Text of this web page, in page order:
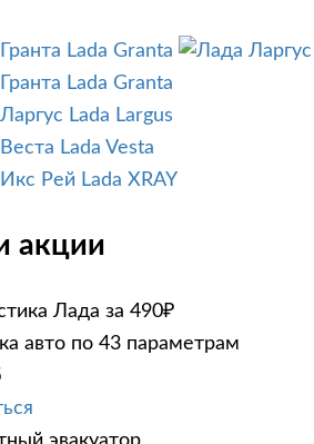
Lada Granta
Lada Granta
Lada Largus
Lada Vesta
Lada XRAY
акции
Лада за 490₽
авто по 43 параметрам